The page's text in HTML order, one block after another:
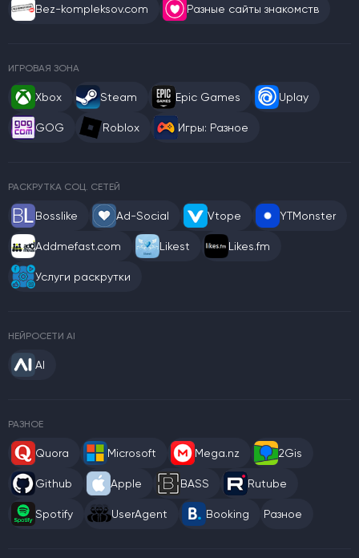
Bez-kompleksov.com Разные сайты знакомств
ИГРОВАЯ ЗОНА
Xbox Steam Epic Games Uplay
GOG Roblox Игры: Разное
РАСКРУТКА СОЦ. СЕТЕЙ
Bosslike Ad-Social Vtope YTMonster
Addmefast.com Likest Likes.fm
Услуги раскрутки
НЕЙРОСЕТИ AI
AI
РАЗНОЕ
Quora Microsoft Mega.nz 2Gis
Github Apple BASS Rutube
Spotify UserAgent Booking Разное